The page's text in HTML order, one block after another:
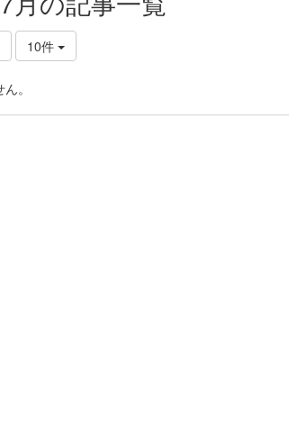
10件
。